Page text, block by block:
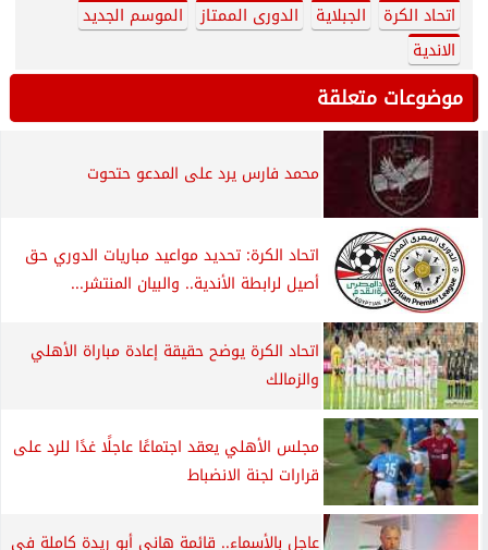
اتحاد الكرة الجبلاية الدورى الممتاز
الموسم الجديد
الاندية
موضوعات متعلقة
محمد فارس يرد على المدعو حتحوت
اتحاد الكرة: تحديد مواعيد مباريات الدوري حق
أصيل لرابطة الأندية.. والبيان المنتشر...
اتحاد الكرة يوضح حقيقة إعادة مباراة الأهلي
والزمالك
مجلس الأهلي يعقد اجتماعًا عاجلًا غدًا للرد على
قرارات لجنة الانضباط
عاجل بالأسماء.. قائمة هاني أبو ريدة كاملة في